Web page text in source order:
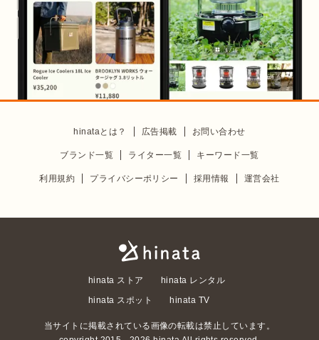
hinataとは？ 広告掲載 お問い合わせ
ブランド一覧 ライター一覧 キーワード一覧
利用規約 プライバシーポリシー 採用情報 運営会社
hinata ストア
hinata レンタル
hinata スポット
hinata TV
当サイトに掲載されている画像の転載は禁止しています。